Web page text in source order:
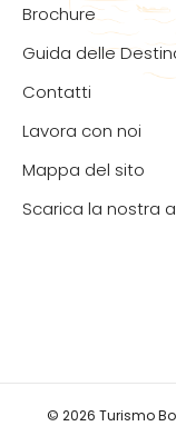
Brochure
Guida delle
Contatti
Lavora con noi
Mappa del sito
Scarica la nostra
© 2026 Turismo